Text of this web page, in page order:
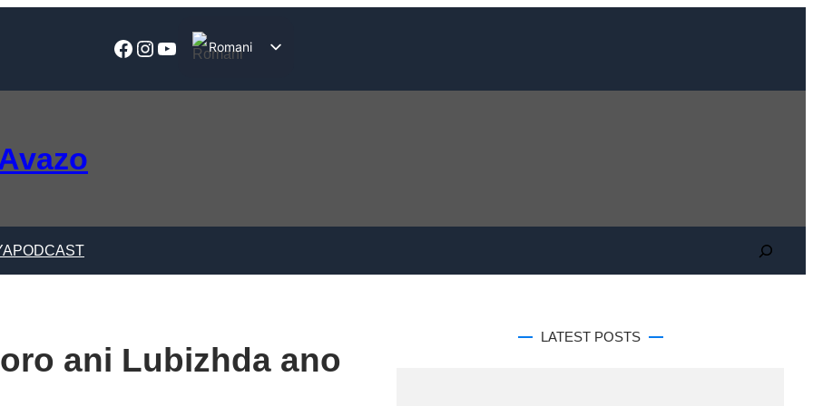
Facebook
Instagram
YouTube
Romani
PODCAST
Search
ani Lubizhda ano
LATEST POSTS